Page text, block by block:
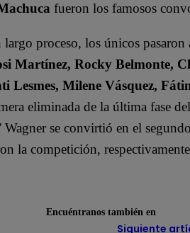
fueron los famosos
proceso, los únicos
Martínez, Rocky Belmonte,
Lesmes, Milene Vásquez,
eliminada de la última fase
Wagner se convirtió en el
la competición,
Siguiente
Encuéntranos también en